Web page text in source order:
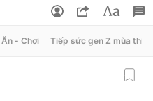
- Chơi Tiếp sức gen Z mùa thi